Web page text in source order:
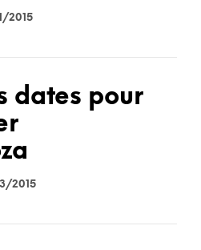
2015
dates pour
2015